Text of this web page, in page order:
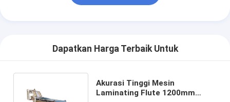
Dapatkan Harga Terbaik Untuk
Akurasi Tinggi Mesin
Laminating Flute 1200mm